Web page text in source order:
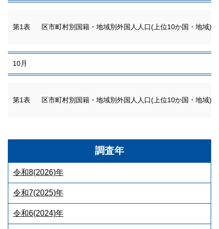
調査年
令和8(2026)年
令和7(2025)年
令和6(2024)年
第1表 区市町村別国籍・地域別外国人人口(上位10か国・地域)
10月
第1表 区市町村別国籍・地域別外国人人口(上位10か国・地域)